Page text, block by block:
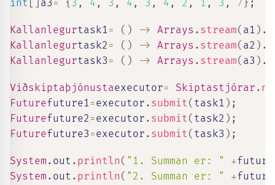
int
a3 = { 3 , 4 , 3 , 4 , 3 , 4 , 2 , 1 , 3 , 7 } ;
Kallanlegurtask1= ( ) -> Arrays . stream( a1 ) .
Kallanlegurtask2 = ( ) -> Arrays . stream( a2 ) .
Kallanlegurtask3 = ( ) -> Arrays . stream( a3 ) .
Viðskiptaþjónustaexecutor= Skiptastjórar .
Futurefuture1=executor . submit( task1 ) ;
Futurefuture2 =executor . submit( task2 ) ;
Futurefuture3 =executor . submit( task3 ) ;
System . out . println( "1. Summan er: " +
System . out . println( "2. Summan er: " +